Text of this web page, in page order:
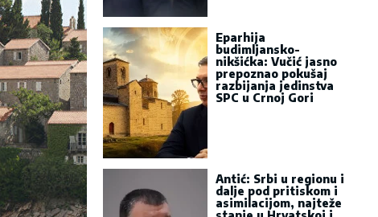
Eparhija
budimljansko-
nikšićka: Vučić jasno
prepoznao pokušaj
razbijanja jedinstva
SPC u Crnoj Gori
Antić: Srbi u regionu i
dalje pod pritiskom i
asimilacijom, najteže